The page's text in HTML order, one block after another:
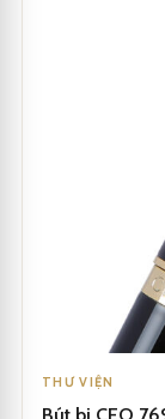
THƯ VIỆN